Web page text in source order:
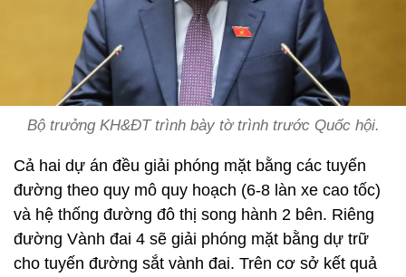
Bộ trưởng KH&ĐT trình bày tờ trình trước Quốc hội.
Cả hai dự án đều giải phóng mặt bằng các tuyến
đường theo quy mô quy hoạch (6-8 làn xe cao tốc)
và hệ thống đường đô thị song hành 2 bên. Riêng
đường Vành đai 4 sẽ giải phóng mặt bằng dự trữ
cho tuyến đường sắt vành đai. Trên cơ sở kết quả